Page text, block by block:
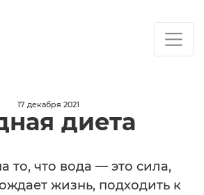
17 декабря 2021
диета
то, что вода — это сила,
жизнь, подходить к